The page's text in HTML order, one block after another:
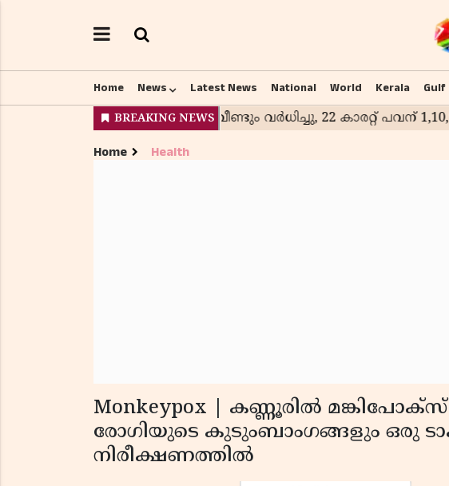
Home News Latest News National World Kerala Gulf
Home Health
Monkeypox | കണ്ണൂരില്‍
രോഗിയുടെ കുടുംബാംഗങ്ങളും ഒരു
നിരീക്ഷണത്തില്‍